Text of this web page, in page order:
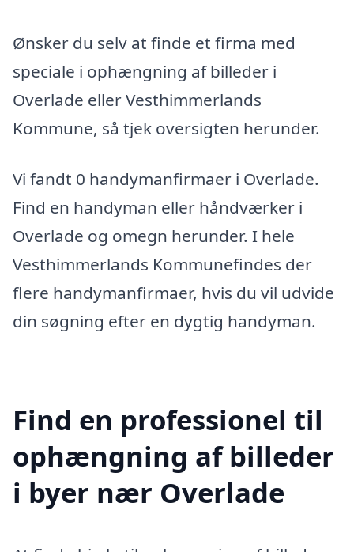
Ønsker du selv at finde et firma med
speciale i ophængning af billeder i
Overlade eller Vesthimmerlands
Kommune, så tjek oversigten herunder.
Vi fandt 0 handymanfirmaer i Overlade.
Find en handyman eller håndværker i
Overlade og omegn herunder. I hele
Vesthimmerlands Kommunefindes der
flere handymanfirmaer, hvis du vil udvide
din søgning efter en dygtig handyman.
Find en professionel til
ophængning af billeder
i byer nær Overlade